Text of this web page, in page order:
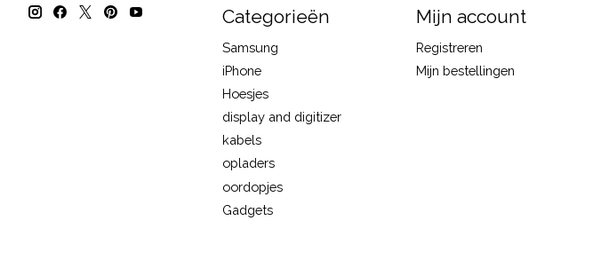
Categorieën
Samsung
iPhone
Hoesjes
display and digitizer
kabels
opladers
oordopjes
Gadgets
Mijn account
Registreren
Mijn bestellingen